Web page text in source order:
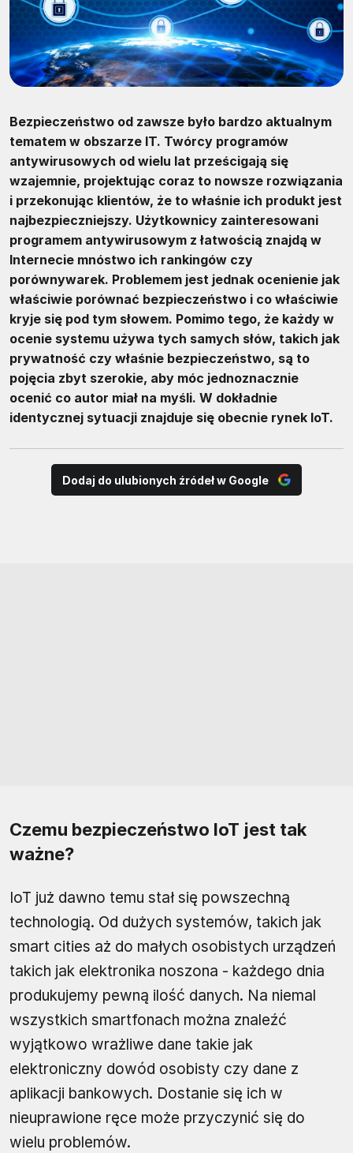
Bezpieczeństwo od zawsze było bardzo aktualnym
tematem w obszarze IT. Twórcy programów
antywirusowych od wielu lat prześcigają się
wzajemnie, projektując coraz to nowsze rozwiązania
i przekonując klientów, że to właśnie ich produkt jest
najbezpieczniejszy. Użytkownicy zainteresowani
programem antywirusowym z łatwością znajdą w
Internecie mnóstwo ich rankingów czy
porównywarek. Problemem jest jednak ocenienie jak
właściwie porównać bezpieczeństwo i co właściwie
kryje się pod tym słowem. Pomimo tego, że każdy w
ocenie systemu używa tych samych słów, takich jak
prywatność czy właśnie bezpieczeństwo, są to
pojęcia zbyt szerokie, aby móc jednoznacznie
ocenić co autor miał na myśli. W dokładnie
identycznej sytuacji znajduje się obecnie rynek IoT.
Dodaj do ulubionych źródeł w Google
Czemu bezpieczeństwo IoT jest tak
ważne?
IoT już dawno temu stał się powszechną
technologią. Od dużych systemów, takich jak
smart cities aż do małych osobistych urządzeń
takich jak elektronika noszona - każdego dnia
produkujemy pewną ilość danych. Na niemal
wszystkich smartfonach można znaleźć
wyjątkowo wrażliwe dane takie jak
elektroniczny dowód osobisty czy dane z
aplikacji bankowych. Dostanie się ich w
nieuprawione ręce może przyczynić się do
wielu problemów.